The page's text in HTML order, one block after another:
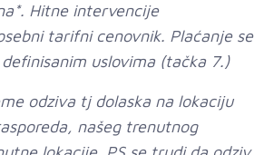
Hitne intervencije
tarifni cenovnik. Plaćanje se
uslovima (tačka 7.)
odziva tj dolaska na lokaciju
našeg trenutnog